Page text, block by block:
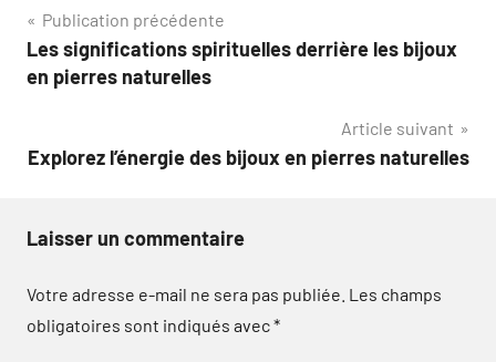
Navigation
de
Publication précédente
Les significations spirituelles derrière les bijoux
en pierres naturelles
Article suivant
Explorez l’énergie des bijoux en pierres naturelles
Laisser un commentaire
Votre adresse e-mail ne sera pas publiée. Les champs
obligatoires sont indiqués avec*